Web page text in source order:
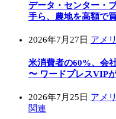
データ・センター・
手ら、農地を高額で
2026年7月27日 アメ
米消費者の60%、会
〜 ワードプレスVIP
2026年7月25日 アメ
関連